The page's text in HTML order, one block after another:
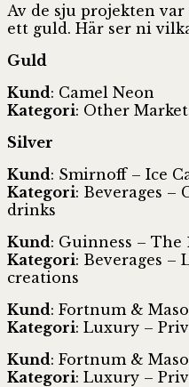
Av de sju projekten
ett guld. Här ser ni
Guld
Kund: Camel Neon
Kategori: Other
Silver
Kund: Smirnoff – Ice
Kategori: Beverages –
drinks
Kund: Guinness – The
Kategori: Beverages –
creations
Kund: Fortnum &
Kategori: Luxury –
Kund: Fortnum &
Kategori: Luxury –